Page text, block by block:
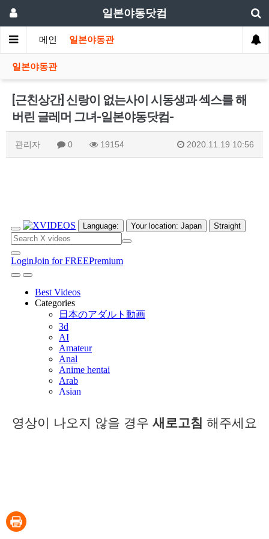
일본야동닷컴
메인 일본야동관
일본야동관
[근친상간] 신랑이 없는사이 시동생과 섹스를 해
버린 글레머 그녀-일본야동닷컴-
관리자 0 19154 2020.11.19 10:56
영상이 나오지 않을 경우 새로고침 해주세요